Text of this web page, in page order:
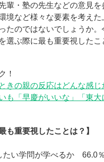
輩・塾の先生などの意見を
境など様々な要素を考えた
たのではないでしょうか。
選ぶ際に最も重要視したこ
！
きの親の反応はどんな感じ
も「早慶がいいな」「東大
も重要視したことは？】
い学問が学べるか 66.0％